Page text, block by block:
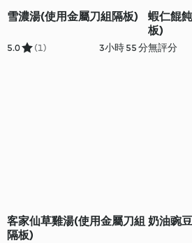
雪濃湯(使用金屬刀組隔板)
5.0 (1) 3小時 55 分
蝦仁餛
板)
無評分
客家仙草雞湯(使用金屬刀組
隔板)
奶油豌